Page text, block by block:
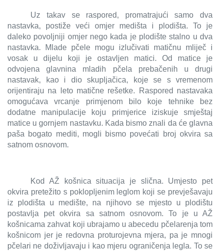
Uz takav se raspored, promatrajući samo dva
nastavka, postiže veći omjer medišta i plodišta. To je
daleko povoljniji omjer nego kada je plodište stalno u dva
nastavka. Mlade pčele mogu izlučivati matičnu mliječ i
vosak u dijelu koji je ostavljen matici. Od matice je
odvojena glavnina mladih pčela prebačenih u drugi
nastavak, kao i dio skupljačica, koje se s vremenom
orijentiraju na leto matične rešetke. Raspored nastavaka
omogućava vrcanje primjenom bilo koje tehnike bez
dodatne manipulacije koju primjerice iziskuje smještaj
matice u gornjem nastavku. Kada bismo znali da će glavna
paša bogato mediti, mogli bismo povećati broj okvira sa
satnom osnovom.
Kod AŽ košnica situacija je slična. Umjesto pet
okvira pretežito s poklopljenim leglom koji se prevješavaju
iz plodišta u medište, na njihovo se mjesto u plodištu
postavlja pet okvira sa satnom osnovom. To je u AŽ
košnicama zahvat koji ubrajamo u abecedu pčelarenja tom
košnicom jer je redovna proturojevna mjera, pa je mnogi
pčelari ne doživljavaju i kao mjeru ograničenja legla. To se